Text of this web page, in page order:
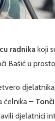
radnika koji
Bašić u
čelnika –
djelatnici